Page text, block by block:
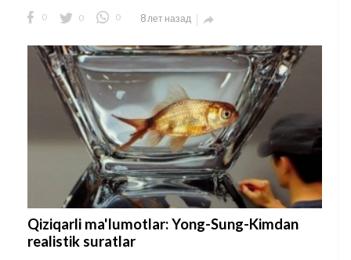
0 0 0 8 лет назад 
Qiziqarli ma'lumotlar: Yong-Sung-Kimdan
realistik suratlar